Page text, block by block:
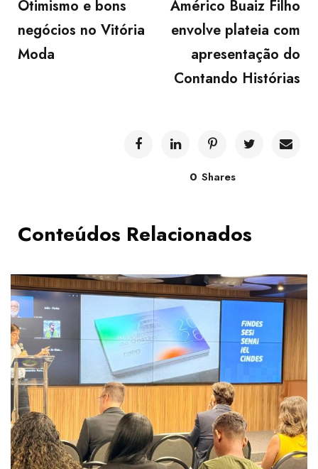
Otimismo e bons
negócios no Vitória
Moda
Américo Buaiz Filho
envolve plateia com
apresentação do
Contando Histórias
0 Shares
Conteúdos Relacionados